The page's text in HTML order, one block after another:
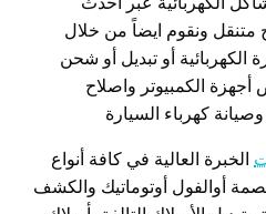
متنقل ونقوم ايضاً من خلال
الكهربائية أو تبديل أو شحن
الكمبيوتر واصلاح
وصيانة كهرباء السيارة
الخبرة العالية في كافة أنواع
أوالفول أوتوماتيك والكشف